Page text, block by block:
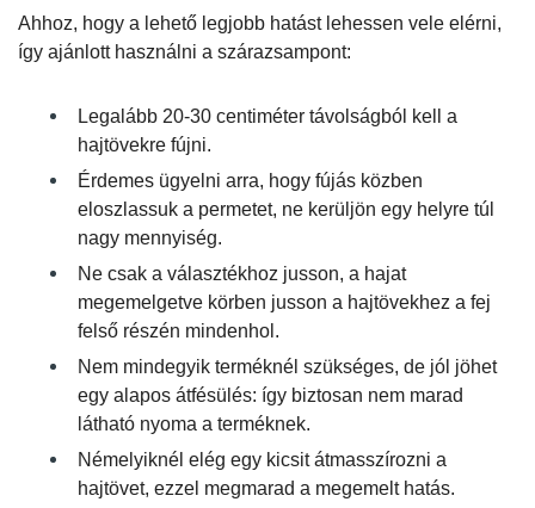
Ahhoz, hogy a lehető legjobb hatást lehessen vele elérni,
így ajánlott használni a szárazsampont:
Legalább 20-30 centiméter távolságból kell a
hajtövekre fújni.
Érdemes ügyelni arra, hogy fújás közben
eloszlassuk a permetet, ne kerüljön egy helyre túl
nagy mennyiség.
Ne csak a választékhoz jusson, a hajat
megemelgetve körben jusson a hajtövekhez a fej
felső részén mindenhol.
Nem mindegyik terméknél szükséges, de jól jöhet
egy alapos átfésülés: így biztosan nem marad
látható nyoma a terméknek.
Némelyiknél elég egy kicsit átmasszírozni a
hajtövet, ezzel megmarad a megemelt hatás.